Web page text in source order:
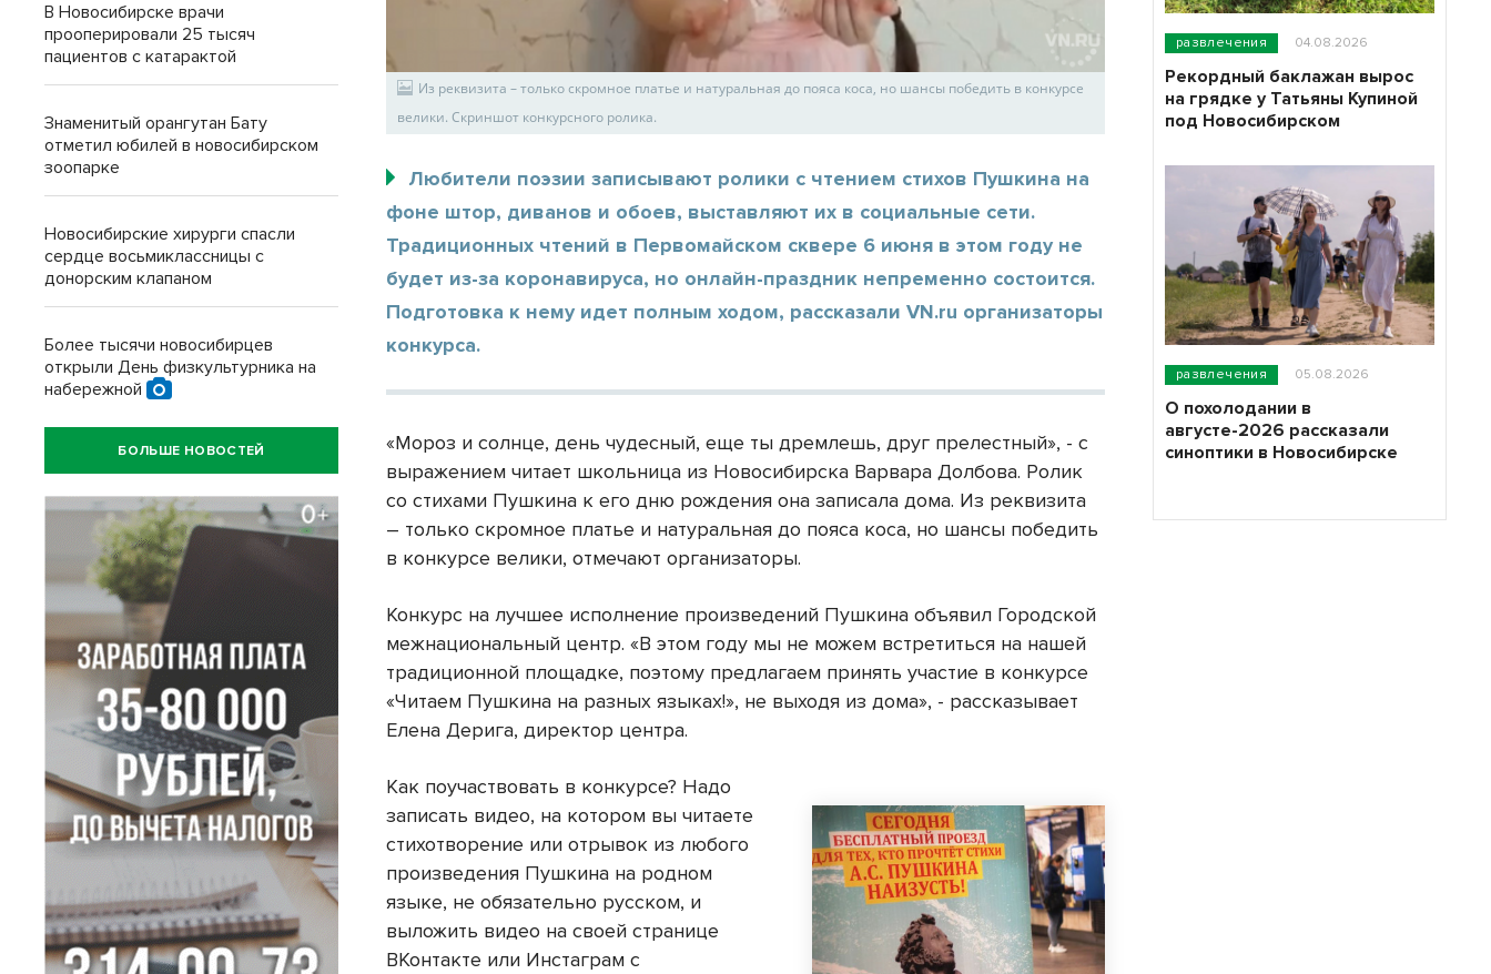
Из реквизита – только скромное платье и натуральная до пояса коса, но шансы победить в конкурсе
велики. Скриншот конкурсного ролика.
Любители поэзии записывают ролики с чтением стихов Пушкина на
фоне штор, диванов и обоев, выставляют их в социальные сети.
Традиционных чтений в Первомайском сквере 6 июня в этом году не
будет из-за коронавируса, но онлайн-праздник непременно состоится.
Подготовка к нему идет полным ходом, рассказали VN.ru организаторы
конкурса.
«Мороз и солнце, день чудесный, еще ты дремлешь, друг прелестный», - с
выражением читает школьница из Новосибирска Варвара Долбова. Ролик
со стихами Пушкина к его дню рождения она записала дома. Из реквизита
– только скромное платье и натуральная до пояса коса, но шансы победить
в конкурсе велики, отмечают организаторы.
Конкурс на лучшее исполнение произведений Пушкина объявил Городской
межнациональный центр. «В этом году мы не можем встретиться на нашей
традиционной площадке, поэтому предлагаем принять участие в конкурсе
«Читаем Пушкина на разных языках!», не выходя из дома», - рассказывает
Елена Дерига, директор центра.
Как поучаствовать в конкурсе? Надо
записать видео, на котором вы читаете
стихотворение или отрывок из любого
произведения Пушкина на родном
языке, не обязательно русском, и
выложить видео на своей странице
ВКонтакте или Инстаграм с
В Новосибирске врачи
прооперировали 25 тысяч
пациентов с катарактой
Знаменитый орангутан Бату
отметил юбилей в новосибирском
зоопарке
Новосибирские хирурги спасли
сердце восьмиклассницы с
донорским клапаном
Более тысячи новосибирцев
открыли День физкультурника на
набережной
БОЛЬШЕ НОВОСТЕЙ
развлечения 04.08.2026
Рекордный баклажан вырос
на грядке у Татьяны Купиной
под Новосибирском
развлечения 05.08.2026
О похолодании в
августе-2026 рассказали
синоптики в Новосибирске